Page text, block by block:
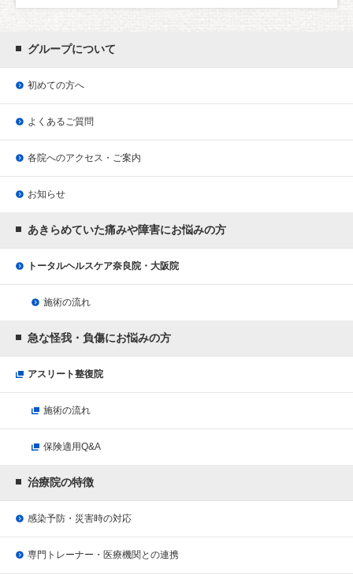
グループについて
初めての方へ
よくあるご質問
各院へのアクセス・ご案内
お知らせ
あきらめていた痛みや障害にお悩みの方
トータルヘルスケア奈良院・大阪院
施術の流れ
急な怪我・負傷にお悩みの方
アスリート整復院
施術の流れ
保険適用Q&A
治療院の特徴
感染予防・災害時の対応
専門トレーナー・医療機関との連携